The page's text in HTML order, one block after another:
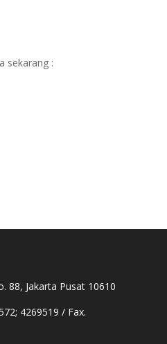
sekarang :
88, Jakarta Pusat 10610
4269519 / Fax.